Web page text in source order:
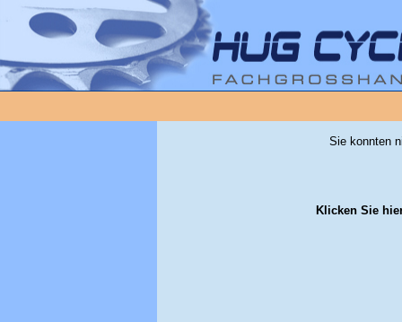
Sie konnten
Klicken Sie